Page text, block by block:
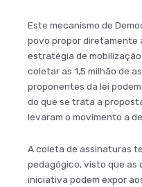
Este mecanismo de
povo propor diretamente
estratégia de
coletar as 1,5 milhão de
proponentes da lei
do que se trata a
levaram o movimento a
A coleta de assinaturas
pedagógico, visto que as
iniciativa podem expor